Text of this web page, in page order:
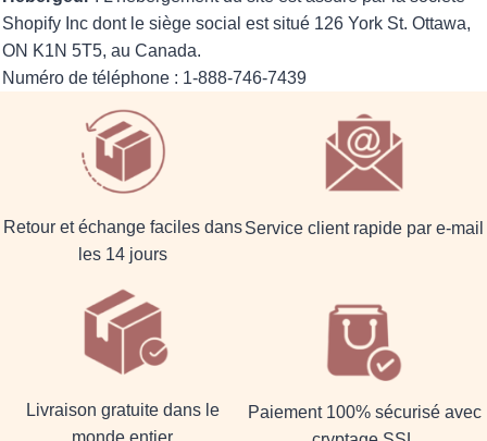
Shopify Inc dont le siège social est situé 126 York St. Ottawa,
ON K1N 5T5, au Canada.
Numéro de téléphone : 1-888-746-7439
Retour et échange faciles dans
les 14 jours
Service client rapide par e-mail
Livraison gratuite dans le
Paiement 100% sécurisé avec